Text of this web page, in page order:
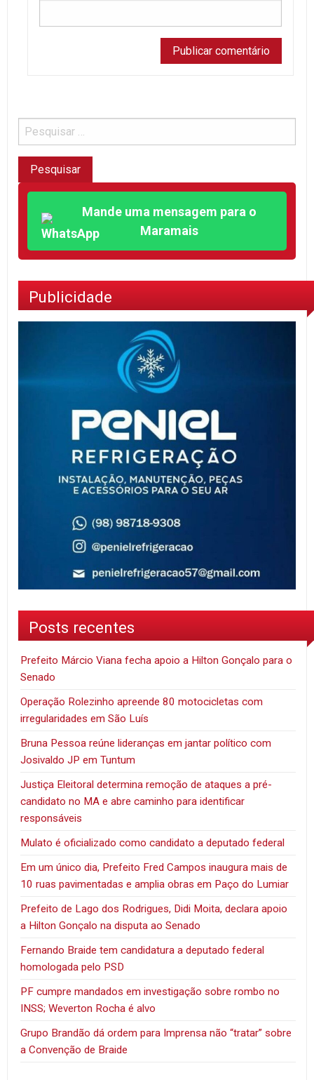
Mande uma mensagem para o
Maramais
Publicidade
Posts recentes
Prefeito Márcio Viana fecha apoio a Hilton Gonçalo para o
Senado
Operação Rolezinho apreende 80 motocicletas com
irregularidades em São Luís
Bruna Pessoa reúne lideranças em jantar político com
Josivaldo JP em Tuntum
Justiça Eleitoral determina remoção de ataques a pré-
candidato no MA e abre caminho para identificar
responsáveis
Mulato é oficializado como candidato a deputado federal
Em um único dia, Prefeito Fred Campos inaugura mais de
10 ruas pavimentadas e amplia obras em Paço do Lumiar
Prefeito de Lago dos Rodrigues, Didi Moita, declara apoio
a Hilton Gonçalo na disputa ao Senado
Fernando Braide tem candidatura a deputado federal
homologada pelo PSD
PF cumpre mandados em investigação sobre rombo no
INSS; Weverton Rocha é alvo
Grupo Brandão dá ordem para Imprensa não “tratar” sobre
a Convenção de Braide